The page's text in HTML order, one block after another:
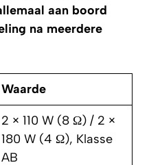
aan boord
na meerdere
Waarde
2 × 110 W (8 Ω) / 2 ×
180 W (4 Ω), Klasse
AB